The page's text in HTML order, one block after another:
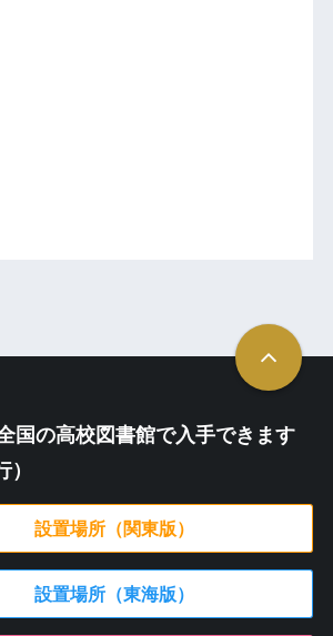
国の高校図書館で入手できます
）
設置場所（関東版）
設置場所（東海版）